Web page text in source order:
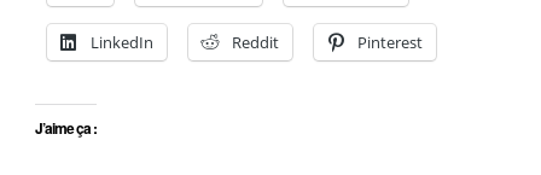
LinkedIn Reddit Pinterest
J’aime ça :